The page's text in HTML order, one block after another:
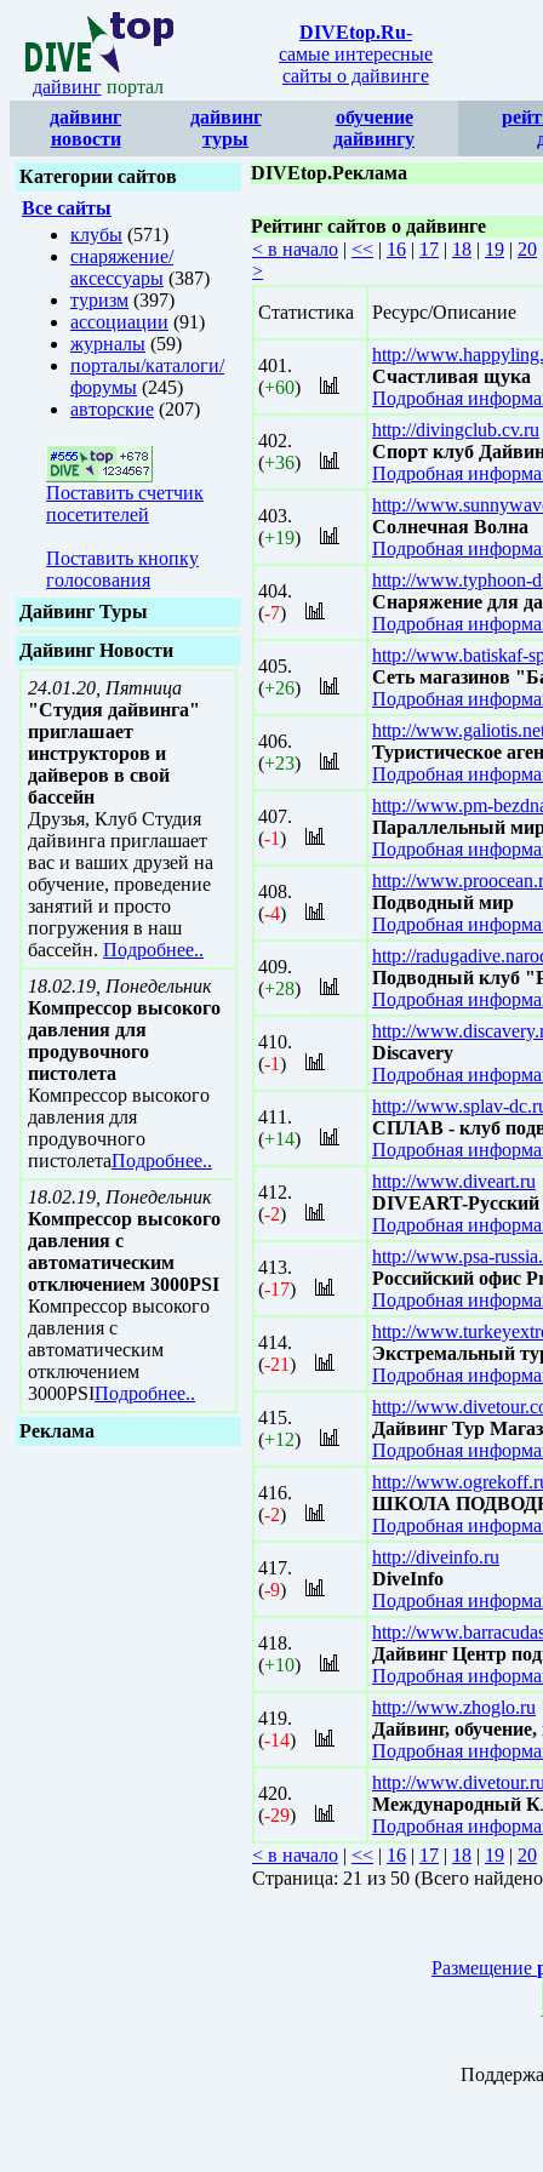
дайвинг портал
DIVEtop.Ru-
самые интересные
сайты о дайвинге
дайвинг
новости
дайвинг
туры
обучение
дайвингу
Категории сайтов
Все сайты
клубы (571)
снаряжение/
аксессуары (387)
туризм (397)
ассоциации (91)
журналы (59)
порталы/каталоги/
форумы (245)
авторские (207)
Поставить счетчик
посетителей
Поставить кнопку
голосования
Дайвинг Туры
Дайвинг Новости
24.01.20, Пятница
"Студия дайвинга"
приглашает
инструкторов и
дайверов в свой
бассейн
Друзья, Клуб Студия
дайвинга приглашает
вас и ваших друзей на
обучение, проведение
занятий и просто
погружения в наш
бассейн. Подробнее..
18.02.19, Понедельник
Компрессор высокого
давления для
продувочного
пистолета
Компрессор высокого
давления для
продувочного
пистолетаПодробнее..
18.02.19, Понедельник
Компрессор высокого
давления с
автоматическим
отключением 3000PSI
Компрессор высокого
давления с
автоматическим
отключением
3000PSIПодробнее..
Реклама
DIVEtop.Реклама
Рейтинг сайтов о дайвинге
< в начало | << | 16 | 17 | 18 | 19 | 20
>
Статистика
Ресурс/Описание
401.
(+60)
http://
Счастливая щука
Подробная
402.
(+36)
http://divingclub.cv.ru
Спорт клуб
Подробная
403.
(+19)
http://
Солнечная Волна
Подробная
404.
(-7)
http://www.typhoon-
Cнаряжение для
Подробная
405.
(+26)
http://www.batiskaf-
Сеть магазинов
Подробная
406.
(+23)
http://
Туристическое
Подробная
407.
(-1)
http://www.pm-
Параллельный
Подробная
408.
(-4)
http://
Подводный мир
Подробная
409.
(+28)
http://
Подводный клуб
Подробная
410.
(-1)
http://
Discavery
Подробная
411.
(+14)
http://www.splav-
СПЛАВ - клуб
Подробная
412.
(-2)
http://www.diveart.ru
DIVEART-Русский
Подробная
413.
(-17)
http://www.psa-
Российский офис
Подробная
414.
(-21)
http://
Экстремальный
Подробная
415.
(+12)
http://
Дайвинг Тур
Подробная
416.
(-2)
http://
ШКОЛА
Подробная
417.
(-9)
http://diveinfo.ru
DiveInfo
Подробная
418.
(+10)
http://
Дайвинг Центр
Подробная
419.
(-14)
http://www.zhoglo.ru
Дайвинг,
Подробная
420.
(-29)
http://
Международный
Подробная
< в начало | << | 16 | 17 | 18 | 19 | 20
Страницa: 21 из 50 (Всего
Размещение